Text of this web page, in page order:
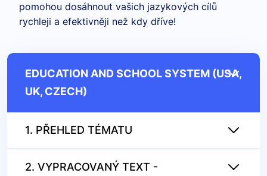
pomohou dosáhnout vašich jazykových cílů
rychleji a efektivněji než kdy dříve!
EDUCATION AND SCHOOL SYSTEM (USA,
UK, CZECH)
1. PŘEHLED TÉMATU
2. VYPRACOVANÝ TEXT -